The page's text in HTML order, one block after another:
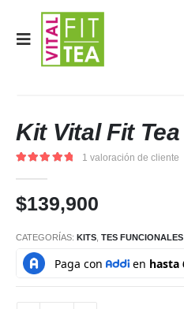
Kit Vital Fit Tea
1 valoración de cliente
$139,900
CATEGORÍAS: KITS TES FUNCIONALES